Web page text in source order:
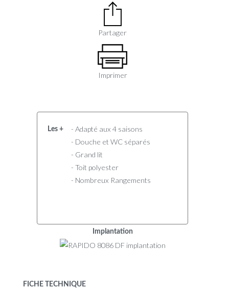
Partager
Imprimer
Les +
- Adapté aux 4 saisons
- Douche et WC séparés
- Grand lit
- Toit polyester
- Nombreux Rangements
Implantation
FICHE TECHNIQUE